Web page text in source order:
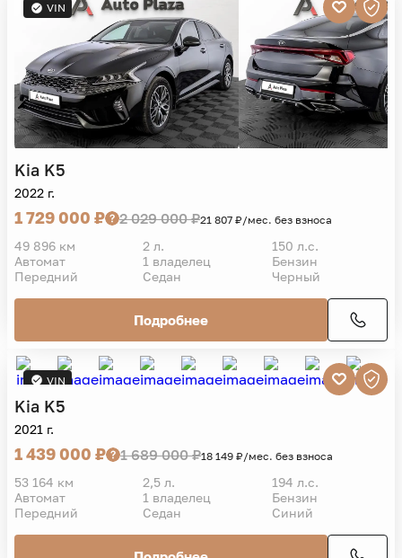
VIN
Kia K5
2022 г.
1 729 000 ₽ 2 029 000 ₽21 807 ₽/мес. без взноса
49 896 км 2 л.
150 л.с.
Автомат
1 владелец
Бензин
Передний
Седан Черный
Подробнее
VIN
Kia